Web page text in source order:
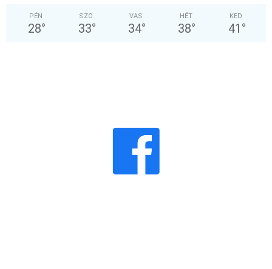
PÉN
28°
SZO
33°
VAS
34°
HÉT
38°
KED
41 °